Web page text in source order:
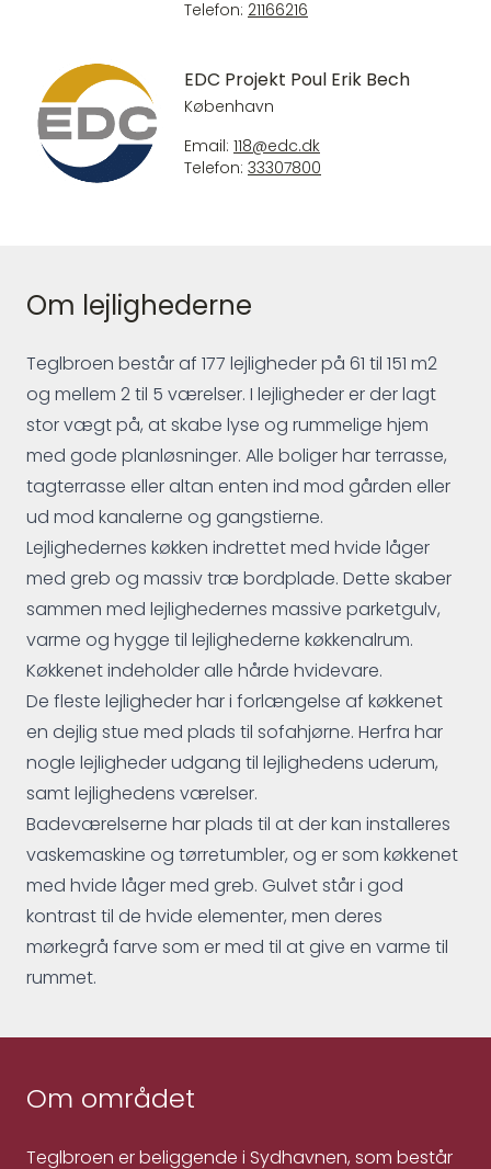
Telefon: 21166216
EDC Projekt Poul Erik Bech
København
Email: 118@edc.dk
Telefon: 33307800
Om lejlighederne
Teglbroen består af 177 lejligheder på 61 til 151 m2
og mellem 2 til 5 værelser. I lejligheder er der lagt
stor vægt på, at skabe lyse og rummelige hjem
med gode planløsninger. Alle boliger har terrasse,
tagterrasse eller altan enten ind mod gården eller
ud mod kanalerne og gangstierne.
Lejlighedernes køkken indrettet med hvide låger
med greb og massiv træ bordplade. Dette skaber
sammen med lejlighedernes massive parketgulv,
varme og hygge til lejlighederne køkkenalrum.
Køkkenet indeholder alle hårde hvidevare.
De fleste lejligheder har i forlængelse af køkkenet
en dejlig stue med plads til sofahjørne. Herfra har
nogle lejligheder udgang til lejlighedens uderum,
samt lejlighedens værelser.
Badeværelserne har plads til at der kan installeres
vaskemaskine og tørretumbler, og er som køkkenet
med hvide låger med greb. Gulvet står i god
kontrast til de hvide elementer, men deres
mørkegrå farve som er med til at give en varme til
rummet.
Om området
Teglbroen er beliggende i Sydhavnen, som består